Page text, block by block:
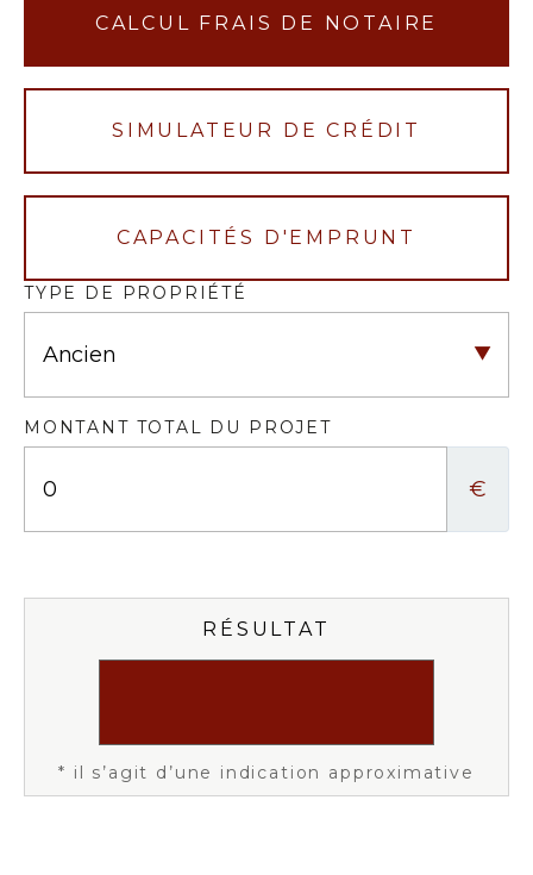
CALCUL FRAIS DE NOTAIRE
SIMULATEUR DE CRÉDIT
CAPACITÉS D'EMPRUNT